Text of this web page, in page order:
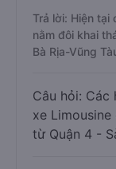
Trả lời: Hiện tại
nằm đôi khai
Bà Rịa-Vũng
Câu hỏi: Các
xe Limousine
từ Quận 4 -